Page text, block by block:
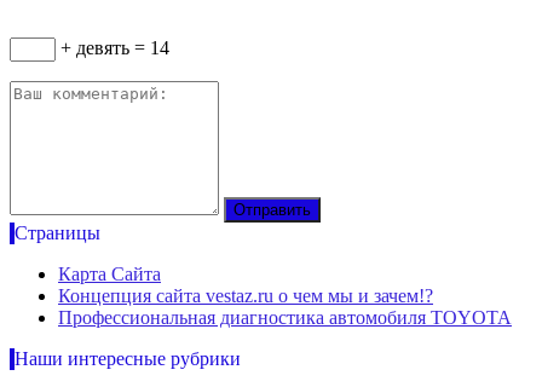
+ девять = 14
Страницы
Карта Сайта
Концепция сайта vestaz.ru о чем мы и зачем!?
Профессиональная диагностика автомобиля TOYOTA
Наши интересные рубрики